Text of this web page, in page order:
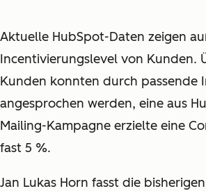
Aktuelle HubSpot-Daten zeigen
Incentivierungslevel von Kunden.
Kunden konnten durch passende
angesprochen werden, eine aus
Mailing-Kampagne erzielte eine
fast 5 %.
Jan Lukas Horn fasst die